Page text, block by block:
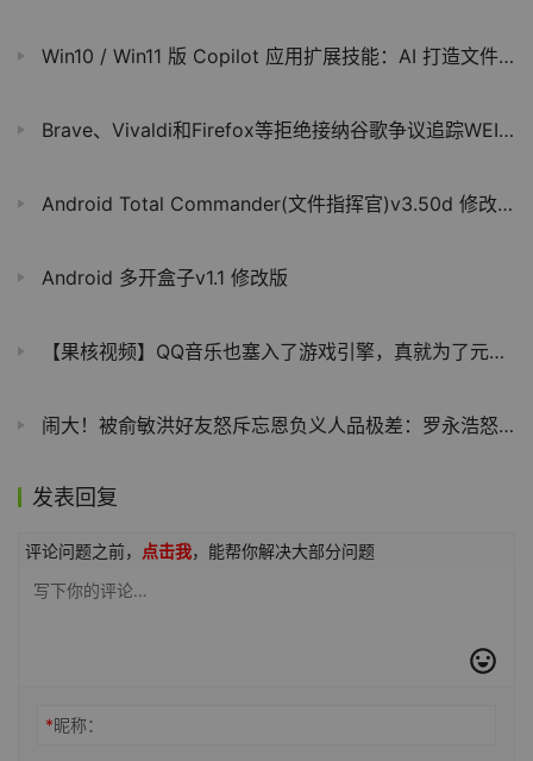
Win10 / Win11 版 Copilot 应用扩展技能：AI 打造文件查找新利器
Brave、Vivaldi和Firefox等拒绝接纳谷歌争议追踪WEI API
Android Total Commander(文件指挥官)v3.50d 修改版
Android 多开盒子v1.1 修改版
【果核视频】QQ音乐也塞入了游戏引擎，真就为了元宇宙吗？
闹大！被俞敏洪好友怒斥忘恩负义人品极差：罗永浩怒回应
发表回复
评论问题之前， 点击我，能帮你解决大部分问题
*昵称：